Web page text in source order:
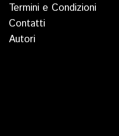
Termini e Condizioni
Contatti
Autori